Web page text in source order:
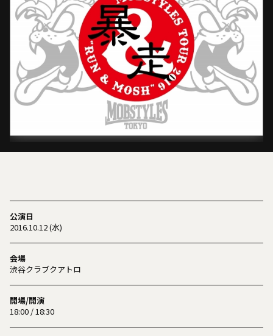
公演日
2016.10.12 (水)
会場
渋谷クラブクアトロ
開場/開演
18:00 / 18:30